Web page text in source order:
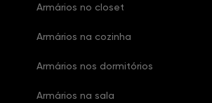
Armários no closet
Armários na cozinha
Armários nos dormitórios
Armários na sala